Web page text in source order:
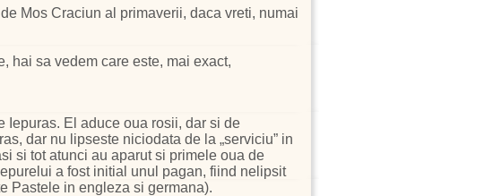
Mos Craciun al primaverii, daca vreti, numai
hai sa vedem care este, mai exact,
Iepuras. El aduce oua rosii, dar si de
dar nu lipseste niciodata de la „serviciu” in
si tot atunci au aparut si primele oua de
a fost initial unul pagan, fiind nelipsit
Pastele in engleza si germana).